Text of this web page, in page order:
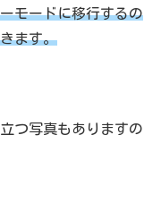
モードに移行するの
ます。
つ写真もありますの